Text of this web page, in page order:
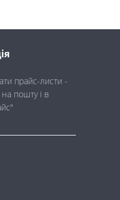
прайс-листи -
пошту і в